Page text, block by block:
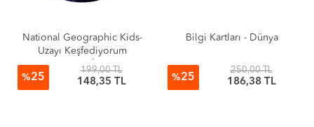
National Geographic Kids-
Uzayı Keşfediyorum
GALAKSİLER
%25
199,00 TL
148,35 TL
Bilgi Kartları - Dünya
%25
250,00 TL
186,38 TL